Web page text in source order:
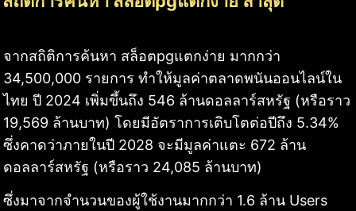
จากสถิติการค้นหา สล็อตpgแตกง่าย มากกว่า
34,500,000 รายการ ทำให้มูลค่าตลาดพนันออนไลน์ใน
ไทย ปี 2024 เพิ่มขึ้นถึง 546 ล้านดอลลาร์สหรัฐ (หรือราว
19,569 ล้านบาท) โดยมีอัตราการเติบโตต่อปีถึง 5.34%
ซึ่งคาดว่าภายในปี 2028 จะมีมูลค่าแตะ 672 ล้าน
ดอลลาร์สหรัฐ (หรือราว 24,085 ล้านบาท)
ซึ่งมาจากจำนวนของผู้ใช้งานมากกว่า 1.6 ล้าน Users